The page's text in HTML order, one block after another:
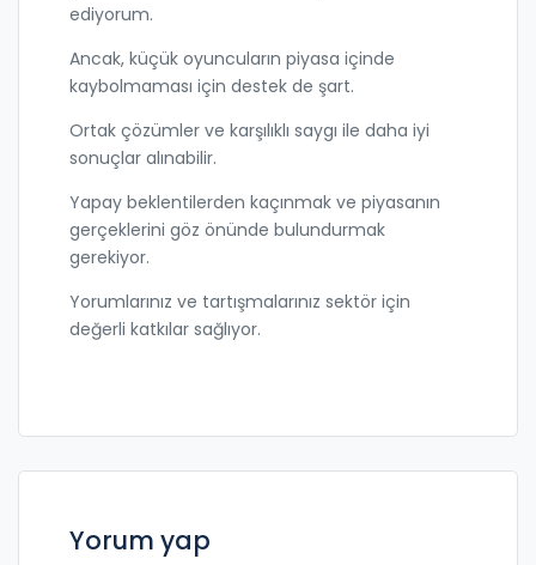
ediyorum.
Ancak, küçük oyuncuların piyasa içinde
kaybolmaması için destek de şart.
Ortak çözümler ve karşılıklı saygı ile daha iyi
sonuçlar alınabilir.
Yapay beklentilerden kaçınmak ve piyasanın
gerçeklerini göz önünde bulundurmak
gerekiyor.
Yorumlarınız ve tartışmalarınız sektör için
değerli katkılar sağlıyor.
Yorum yap